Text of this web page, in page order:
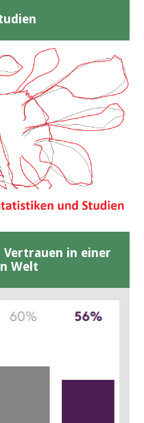
in einer
Welt